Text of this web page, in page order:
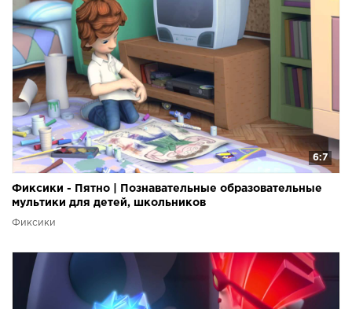
6:7
Фиксики - Пятно | Познавательные образовательные
мультики для детей, школьников
Фиксики